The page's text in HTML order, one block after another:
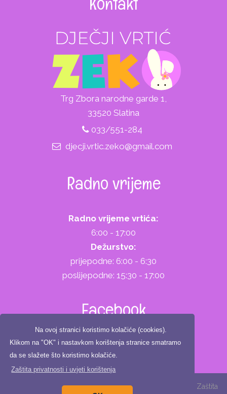
Na ovoj stranici koristimo kolačiće (cookies).
Klikom na "OK" i nastavkom korištenja stranice smatramo
da se slažete što koristimo kolačiće.
Zaštita privatnosti i uvjeti korištenja
Trg Zbora narodne garde 1,
33520 Slatina
033/551-284
djecji.vrtic.zeko@gmail.com
Radno vrijeme
Radno vrijeme vrtića:
6:00 - 17:00
Dežurstvo:
prijepodne: 6:00 - 6:30
poslijepodne: 15:30 - 17:00
Facebook
Copyright ©2025. Dječji vrtić Zeko, All Rights Reserved | Zaštita